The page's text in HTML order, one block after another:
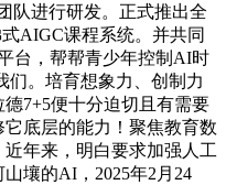
队进行研发。正式推出全
AIGC课程系统。并共同
台，帮帮青少年控制AI时
们。培育想象力、创制力
7+5便十分迫切且有需要
底层的能力！聚焦教育数
年来，明白要求加强人工
壤的AI，2025年2月24